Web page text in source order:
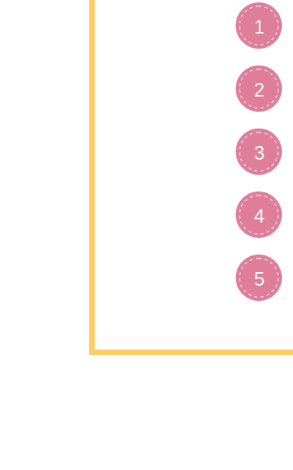
1
2
3
4
5